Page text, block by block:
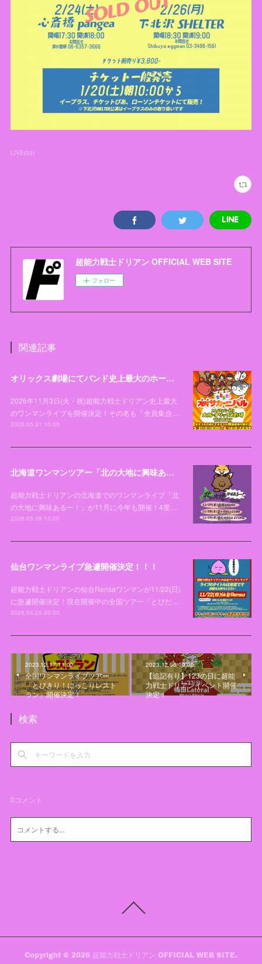
LIVE(33)
超能力戦士ドリアン OFFICIAL WEB SITE
フォロー
関連記事
オリックス劇場にてバンド史上最大のホールワンマンライブ「全員集合！オオサカーニバル」開催決定！
2026年11月3日(火・祝)超能力戦士ドリアン史上最大
のワンマンライブを開催決定！その名も「全員集合…
2026.05.31 10:00
北海道ワンマンツアー「北の大地に興味あるー！2026」開催決定！！！
超能力戦士ドリアンの北海道でのワンマンライブ「北
の大地に興味あるー！」が11月に今年も開催！4度…
2026.05.08 13:00
仙台ワンマンライブ急遽開催決定！！！
超能力戦士ドリアンの仙台Rensaワンマンが11/22(日)
に急遽開催決定！現在開催中の全国ツアー「とびだ…
2026.04.25 03:00
2023.12.17 11:00
全国ワンマンライブツアー
「とびきり！にっこりレスト
ラン」開催決定！
2023.12.06 09:00
【追記有り】123の日に超能
力戦士ドリアンイベント開催
決定！
検索
0コメント
Copyright © 2026 超能力戦士ドリアン OFFICIAL WEB SITE.